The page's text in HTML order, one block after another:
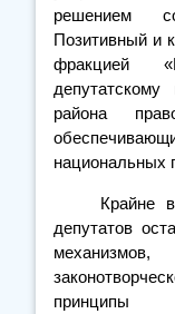
решением
Позитивный и
фракцией
района
национальных
Крайне
депутатов
принципы